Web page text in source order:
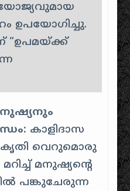
ഉപയോഗിച്ചു.
കാളിദാസ
വെറുമൊരു
മനുഷ്യന്റെ
പങ്കുചേരുന്ന